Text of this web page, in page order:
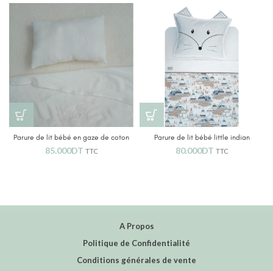
Parure de lit bébé en gaze de coton
85.000DT TTC
Parure de lit bébé little indian
80.000DT TTC
A Propos
Politique de Confidentialité
Conditions générales de vente